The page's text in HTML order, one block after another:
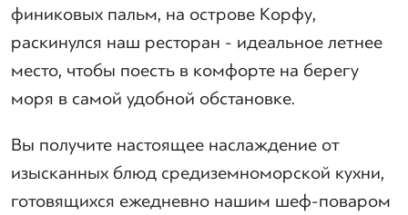
финиковых пальм, на острове Корфу,
раскинулся наш ресторан - идеальное летнее
место, чтобы поесть в комфорте на берегу
моря в самой удобной обстановке.
Вы получите настоящее наслаждение от
изысканных блюд средиземноморской кухни,
готовящихся ежедневно нашим шеф-поваром